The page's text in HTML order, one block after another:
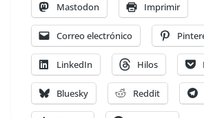
Mastodon Imprimir
Correo electrónico
LinkedIn Hilos
Bluesky Reddit